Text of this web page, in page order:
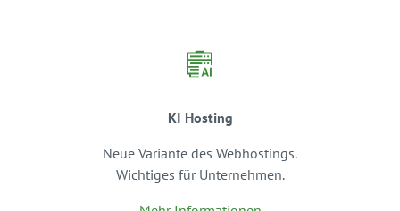
KI Hosting
Neue Variante des Webhostings.
Wichtiges für Unternehmen.